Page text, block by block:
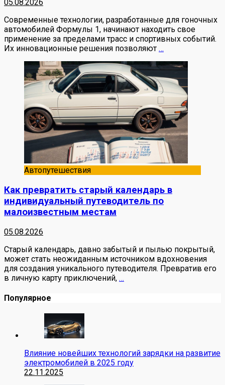
05.08.2026
Современные технологии, разработанные для гоночных
автомобилей Формулы 1, начинают находить свое
применение за пределами трасс и спортивных событий.
Их инновационные решения позволяют …
Автопутешествия
Как превратить старый календарь в
индивидуальный путеводитель по
малоизвестным местам
05.08.2026
Старый календарь, давно забытый и пылью покрытый,
может стать неожиданным источником вдохновения
для создания уникального путеводителя. Превратив его
в личную карту приключений, …
Популярное
Влияние новейших технологий зарядки на развитие
электромобилей в 2025 году
22.11.2025